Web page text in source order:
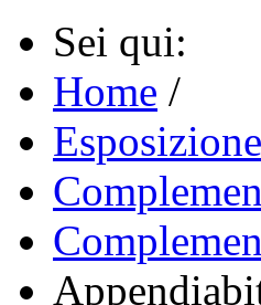
Sei qui:
Home /
Esposizione